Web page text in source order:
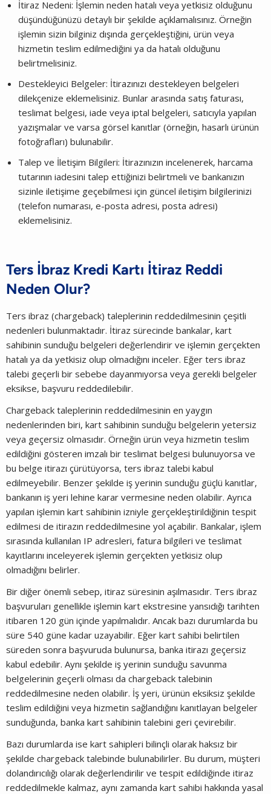
İtiraz Nedeni: İşlemin neden hatalı veya yetkisiz olduğunu
düşündüğünüzü detaylı bir şekilde açıklamalısınız. Örneğin
işlemin sizin bilginiz dışında gerçekleştiğini, ürün veya
hizmetin teslim edilmediğini ya da hatalı olduğunu
belirtmelisiniz.
Destekleyici Belgeler: İtirazınızı destekleyen belgeleri
dilekçenize eklemelisiniz. Bunlar arasında satış faturası,
teslimat belgesi, iade veya iptal belgeleri, satıcıyla yapılan
yazışmalar ve varsa görsel kanıtlar (örneğin, hasarlı ürünün
fotoğrafları) bulunabilir.
Talep ve İletişim Bilgileri: İtirazınızın incelenerek, harcama
tutarının iadesini talep ettiğinizi belirtmeli ve bankanızın
sizinle iletişime geçebilmesi için güncel iletişim bilgilerinizi
(telefon numarası, e-posta adresi, posta adresi)
eklemelisiniz.
Ters İbraz Kredi Kartı İtiraz Reddi​
Neden Olur?
Ters ibraz (chargeback) taleplerinin reddedilmesinin çeşitli
nedenleri bulunmaktadır. İtiraz sürecinde bankalar, kart
sahibinin sunduğu belgeleri değerlendirir ve işlemin gerçekten
hatalı ya da yetkisiz olup olmadığını inceler. Eğer ters ibraz
talebi geçerli bir sebebe dayanmıyorsa veya gerekli belgeler
eksikse, başvuru reddedilebilir.
Chargeback taleplerinin reddedilmesinin en yaygın
nedenlerinden biri, kart sahibinin sunduğu belgelerin yetersiz
veya geçersiz olmasıdır. Örneğin ürün veya hizmetin teslim
edildiğini gösteren imzalı bir teslimat belgesi bulunuyorsa ve
bu belge itirazı çürütüyorsa, ters ibraz talebi kabul
edilmeyebilir. Benzer şekilde iş yerinin sunduğu güçlü kanıtlar,
bankanın iş yeri lehine karar vermesine neden olabilir. Ayrıca
yapılan işlemin kart sahibinin izniyle gerçekleştirildiğinin tespit
edilmesi de itirazın reddedilmesine yol açabilir. Bankalar, işlem
sırasında kullanılan IP adresleri, fatura bilgileri ve teslimat
kayıtlarını inceleyerek işlemin gerçekten yetkisiz olup
olmadığını belirler.
Bir diğer önemli sebep, itiraz süresinin aşılmasıdır. Ters ibraz
başvuruları genellikle işlemin kart ekstresine yansıdığı tarihten
itibaren 120 gün içinde yapılmalıdır. Ancak bazı durumlarda bu
süre 540 güne kadar uzayabilir. Eğer kart sahibi belirtilen
süreden sonra başvuruda bulunursa, banka itirazı geçersiz
kabul edebilir. Aynı şekilde iş yerinin sunduğu savunma
belgelerinin geçerli olması da chargeback talebinin
reddedilmesine neden olabilir. İş yeri, ürünün eksiksiz şekilde
teslim edildiğini veya hizmetin sağlandığını kanıtlayan belgeler
sunduğunda, banka kart sahibinin talebini geri çevirebilir.
Bazı durumlarda ise kart sahipleri bilinçli olarak haksız bir
şekilde chargeback talebinde bulunabilirler. Bu durum, müşteri
dolandırıcılığı olarak değerlendirilir ve tespit edildiğinde itiraz
reddedilmekle kalmaz, aynı zamanda kart sahibi hakkında yasal